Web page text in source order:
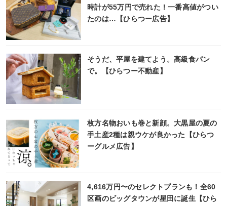
時計が55万円で売れた！一番高値がつい
たのは…【ひらつー広告】
そうだ、平屋を建てよう。高級食パン
で。【ひらつー不動産】
枚方名物おいも巻と新顔。大黒屋の夏の
手土産2種は親ウケが良かった【ひらつ
ーグルメ広告】
4,616万円〜のセレクトプランも！全60
区画のビッグタウンが星田に誕生【ひら